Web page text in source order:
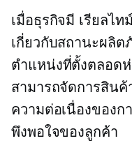
เมื่อธุรกิจมี เรียลไทม์
เกี่ยวกับสถานะผลิ
ตำแหน่งที่ตั้งตลอด
สามารถจัดการสินค้
ความต่อเนื่องของก
พึงพอใจของลูกค้า